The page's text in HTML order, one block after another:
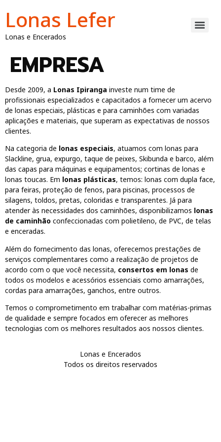
Lonas Lefer
Lonas e Encerados
EMPRESA
Desde 2009, a Lonas Ipiranga investe num time de
profissionais especializados e capacitados a fornecer um acervo
de lonas especiais, plásticas e para caminhões com variadas
aplicações e materiais, que superam as expectativas de nossos
clientes.
Na categoria de lonas especiais, atuamos com lonas para
Slackline, grua, expurgo, taque de peixes, Skibunda e barco, além
das capas para máquinas e equipamentos; cortinas de lonas e
lonas toucas. Em lonas plásticas, temos: lonas com dupla face,
para feiras, proteção de fenos, para piscinas, processos de
silagens, toldos, pretas, coloridas e transparentes. Já para
atender às necessidades dos caminhões, disponibilizamos lonas
de caminhão confeccionadas com polietileno, de PVC, de telas
e enceradas.
Além do fornecimento das lonas, oferecemos prestações de
serviços complementares como a realização de projetos de
acordo com o que você necessita, consertos em lonas de
todos os modelos e acessórios essenciais como amarrações,
cordas para amarrações, ganchos, entre outros.
Temos o comprometimento em trabalhar com matérias-primas
de qualidade e sempre focados em oferecer as melhores
tecnologias com os melhores resultados aos nossos clientes.
Lonas e Encerados
Todos os direitos reservados